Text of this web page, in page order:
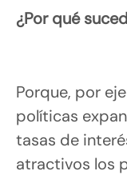
¿Por qué
Porque, por
políticas
tasas de
atractivos los